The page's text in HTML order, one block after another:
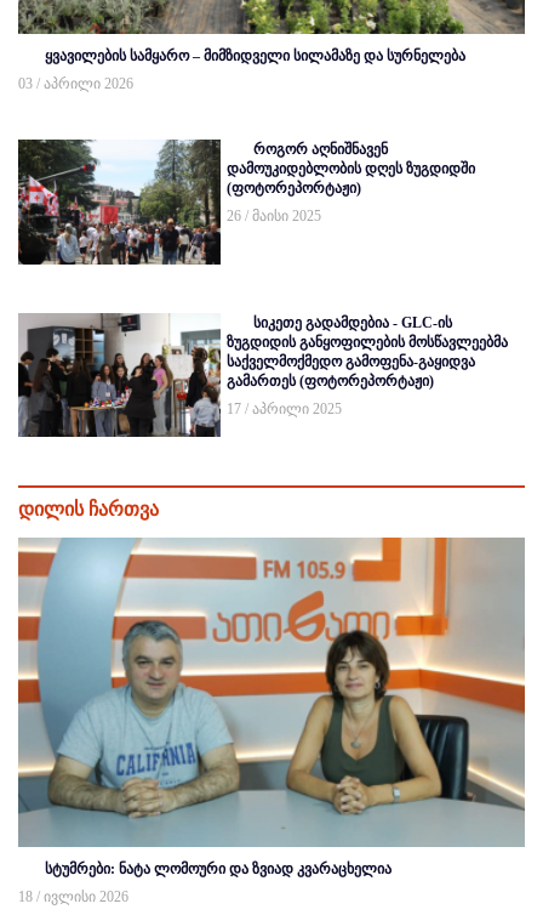
ყვავილების სამყარო – მიმზიდველი სილამაზე და სურნელება
03 / აპრილი 2026
როგორ აღნიშნავენ
დამოუკიდებლობის დღეს ზუგდიდში
(ფოტორეპორტაჟი)
26 / მაისი 2025
სიკეთე გადამდებია - GLC-ის
ზუგდიდის განყოფილების მოსწავლეებმა
საქველმოქმედო გამოფენა-გაყიდვა
გამართეს (ფოტორეპორტაჟი)
17 / აპრილი 2025
დილის ჩართვა
სტუმრები: ნატა ლომოური და ზვიად კვარაცხელია
18 / ივლისი 2026